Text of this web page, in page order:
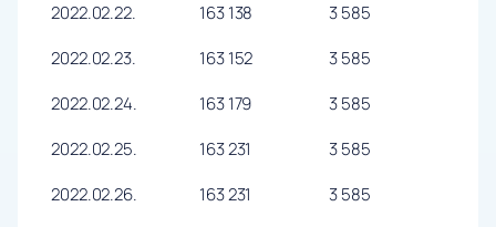
2022.02.22.
163 138
3 585
2022.02.23.
163 152
3 585
2022.02.24.
163 179
3 585
2022.02.25.
163 231
3 585
2022.02.26.
163 231
3 585